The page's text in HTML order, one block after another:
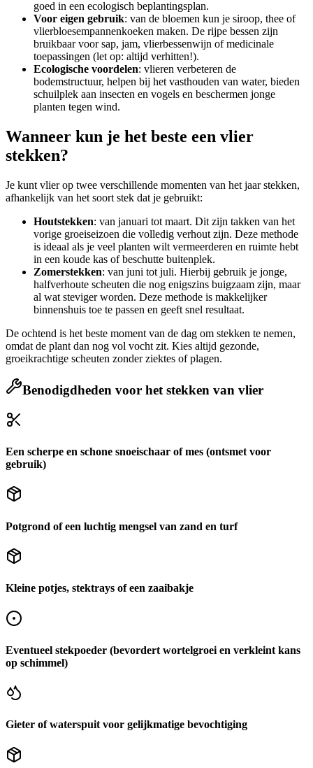
goed in een ecologisch beplantingsplan.
Voor eigen gebruik: van de bloemen kun je siroop, thee of
vlierbloesempannenkoeken maken. De rijpe bessen zijn
bruikbaar voor sap, jam, vlierbessenwijn of medicinale
toepassingen (let op: altijd verhitten!).
Ecologische voordelen: vlieren verbeteren de
bodemstructuur, helpen bij het vasthouden van water, bieden
schuilplek aan insecten en vogels en beschermen jonge
planten tegen wind.
Wanneer kun je het beste een vlier
stekken?
Je kunt vlier op twee verschillende momenten van het jaar stekken,
afhankelijk van het soort stek dat je gebruikt:
Houtstekken: van januari tot maart. Dit zijn takken van het
vorige groeiseizoen die volledig verhout zijn. Deze methode
is ideaal als je veel planten wilt vermeerderen en ruimte hebt
in een koude kas of beschutte buitenplek.
Zomerstekken: van juni tot juli. Hierbij gebruik je jonge,
halfverhoute scheuten die nog enigszins buigzaam zijn, maar
al wat steviger worden. Deze methode is makkelijker
binnenshuis toe te passen en geeft snel resultaat.
De ochtend is het beste moment van de dag om stekken te nemen,
omdat de plant dan nog vol vocht zit. Kies altijd gezonde,
groeikrachtige scheuten zonder ziektes of plagen.
Benodigdheden voor het stekken van vlier
Een scherpe en schone snoeischaar of mes (ontsmet voor
gebruik)
Potgrond of een luchtig mengsel van zand en turf
Kleine potjes, stektrays of een zaaibakje
Eventueel stekpoeder (bevordert wortelgroei en verkleint kans
op schimmel)
Gieter of waterspuit voor gelijkmatige bevochtiging